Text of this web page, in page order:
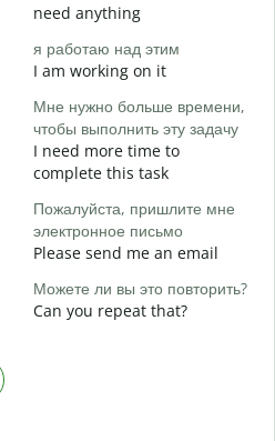
need anything
я работаю над этим
I am working on it
Мне нужно больше времени,
чтобы выполнить эту задачу
I need more time to
complete this task
Пожалуйста, пришлите мне
электронное письмо
Please send me an email
Можете ли вы это повторить?
Can you repeat that?